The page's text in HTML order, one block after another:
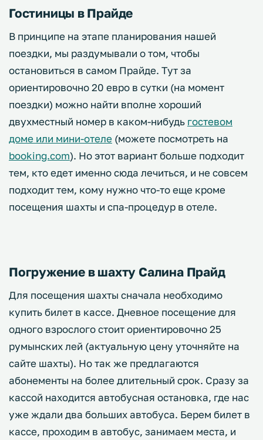
Гостиницы в Прайде
В принципе на этапе планирования нашей
поездки, мы раздумывали о том, чтобы
остановиться в самом Прайде. Тут за
ориентировочно 20 евро в сутки (на момент
поездки) можно найти вполне хороший
двухместный номер в каком-нибудь гостевом
доме или мини-отеле (можете посмотреть на
booking.com). Но этот вариант больше подходит
тем, кто едет именно сюда лечиться, и не совсем
подходит тем, кому нужно что-то еще кроме
посещения шахты и спа-процедур в отеле.
Погружение в шахту Салина Прайд
Для посещения шахты сначала необходимо
купить билет в кассе. Дневное посещение для
одного взрослого стоит ориентировочно 25
румынских лей (актуальную цену уточняйте на
сайте шахты). Но так же предлагаются
абонементы на более длительный срок. Сразу за
кассой находится автобусная остановка, где нас
уже ждали два больших автобуса. Берем билет в
кассе, проходим в автобус, занимаем места, и